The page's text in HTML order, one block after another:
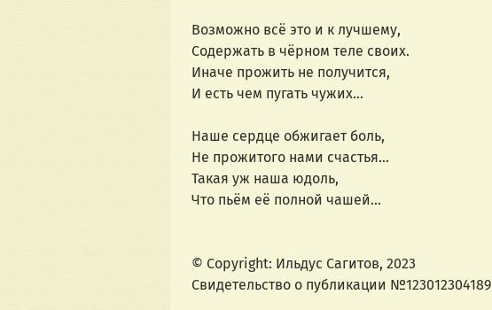
Возможно всё это и к лучшему,
Содержать в чёрном теле своих.
Иначе прожить не получится,
И есть чем пугать чужих...
Наше сердце обжигает боль,
Не прожитого нами счастья...
Такая уж наша юдоль,
Что пьём её полной чашей...
© Copyright: Ильдус Сагитов, 2023
Свидетельство о публикации №123012304189